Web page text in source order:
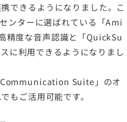
できるようになりました。こ
ンターに選ばれている「Ami
度な音声認識と「QuickSu
に利用できるようになりまし
Suite」のオ
もご活用可能です。